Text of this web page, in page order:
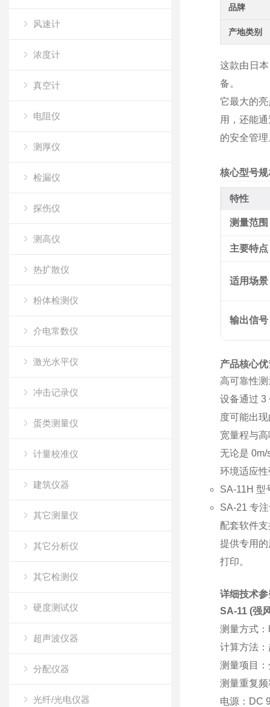
风速计
浓度计
真空计
电阻仪
测厚仪
检漏仪
探伤仪
测高仪
热扩散仪
粉体检测仪
介电常数仪
激光水平仪
冲击记录仪
蛋类测量仪
计量校准仪
建筑仪器
其它测量仪
其它分析仪
其它检测仪
硬度测试仪
超声波仪器
分配仪器
光纤/光电仪器
品牌
产地类别
这款由日
备。
它最大的
用，还能
的安全管理
核心型号
特性
测量范围
主要特点
适用场景
输出信号
产品核心
高可靠性测
设备通过 3
度可能出
宽量程与
无论是
环境适应性
SA-11H 型
SA-21 专
配套软件支
提供专用
打印。
详细技术
SA-11 (强
测量方式：
计算方法：
测量项目
测量重复频
电源：DC